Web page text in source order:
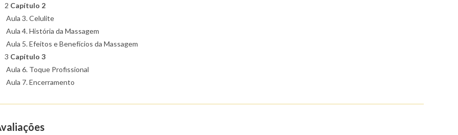
2 Capítulo 2
Aula 3. Celulite
Aula 4. História da Massagem
Aula 5. Efeitos e Benefícios da Massagem
3 Capítulo 3
Aula 6. Toque Profissional
Aula 7. Encerramento